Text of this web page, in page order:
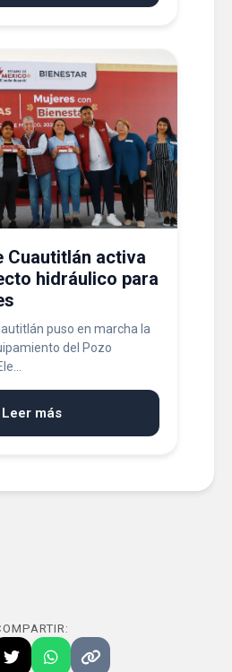
Cuautitlán activa
hidráulico para
puso en marcha la
del Pozo
Leer más